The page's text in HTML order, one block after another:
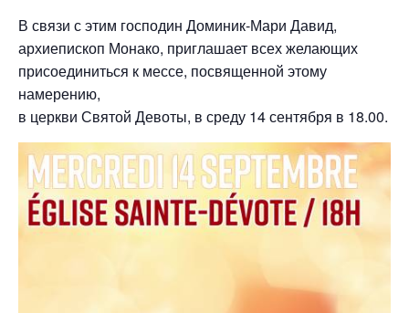
В связи с этим господин Доминик-Мари Давид,
архиепископ Монако, приглашает всех желающих
присоединиться к мессе, посвященной этому
намерению,
в церкви Святой Девоты, в среду 14 сентября в 18.00.